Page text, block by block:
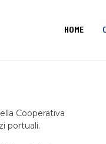
HOME
Cooperativa
portuali.